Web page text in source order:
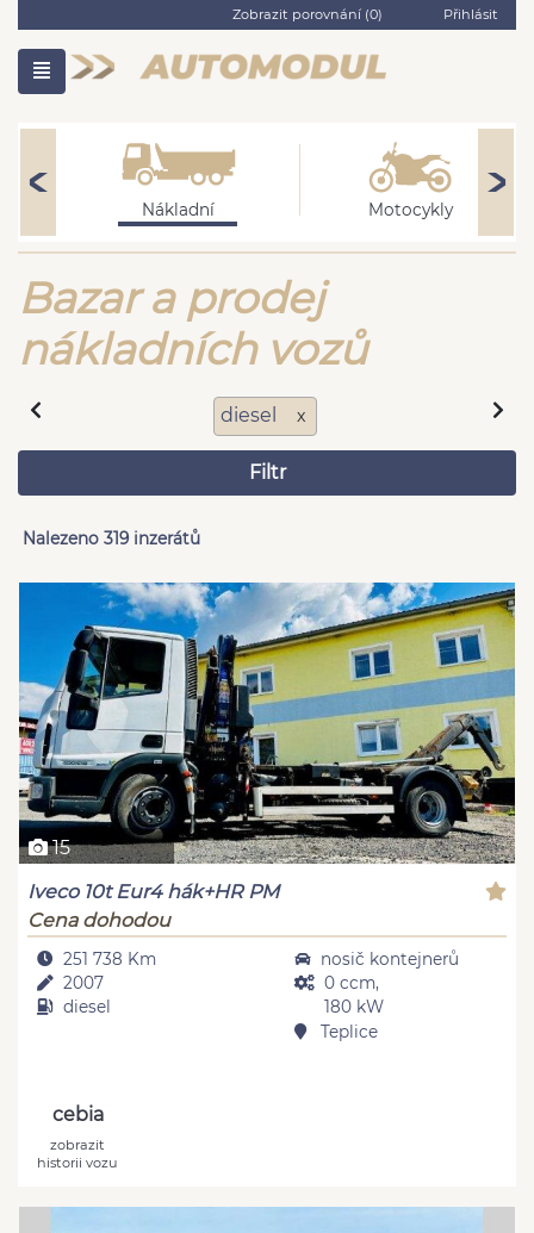
Zobrazit porovnání (0) Přihlásit
Nákladní Motocykly
Bazar a prodej
nákladních vozů
diesel x
Filtr
Nalezeno 319 inzerátů
15
Iveco 10t Eur4 hák+HR PM
Cena dohodou
251 738 Km
2007
diesel
nosič kontejnerů
0 ccm,
180 kW
Teplice
cebia
zobrazit
historii vozu